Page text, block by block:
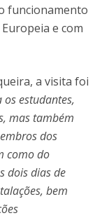
funcionamento
e com
a visita foi
estudantes,
mas também
dos
como do
dois dias de
bem